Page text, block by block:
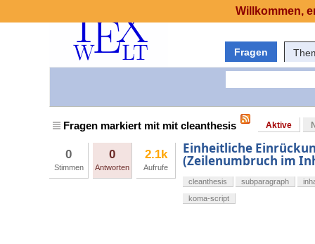
Fragen
Fragen markiert mit mit cleanthesis Aktive
0
Stimmen
0
Antworten
2.1k
Aufrufe
Einheitliche
(Zeilenumbruch im
cleanthesis subparagraph
koma-script
Willkommen,